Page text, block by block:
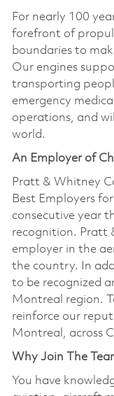
For nearly 100
forefront of
boundaries to
Our engines
transporting
emergency
operations, and
world.
An Employer of
Pratt & Whitney
Best Employers
consecutive year
recognition. Pratt
employer in the
the country. In
to be recognized
Montreal region.
reinforce our
Montreal, across
Why Join The
You have